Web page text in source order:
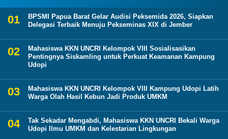
BPSMI Papua Barat Gelar Audisi Peksemida 2026, Siapkan
Delegasi Terbaik Menuju Pekseminas XIX di Jember
Mahasiswa KKN UNCRI Kelompok VIII Sosialisasikan
Pentingnya Siskamling untuk Perkuat Keamanan Kampung
Udopi
Mahasiswa KKN UNCRI Kelompok VIII Kampung Udopi Latih
Warga Olah Hasil Kebun Jadi Produk UMKM
Tak Sekadar Mengabdi, Mahasiswa KKN UNCRI Bekali Warga
Udopi Ilmu UMKM dan Kelestarian Lingkungan